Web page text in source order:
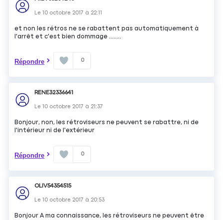
Le10 octobre 2017 à 22:11
et non les rétros ne se rabattent pas automatiquement à
l'arrêt et c'est bien dommage ........
Répondre 0
RENE32336641
Le10 octobre 2017 à 21:37
Bonjour, non, les rétroviseurs ne peuvent se rabattre, ni de
l'intérieur ni de l'extérieur
Répondre 0
OLIV54354515
Le10 octobre 2017 à 20:53
Bonjour A ma connaissance, les rétroviseurs ne peuvent être